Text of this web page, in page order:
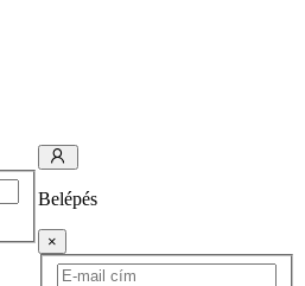
Belépés
×